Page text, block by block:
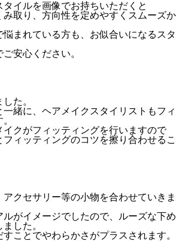
イルを画像でお持ちいただくと
取り、方向性を定めやすくスムーズか
まれている方も、お似合いになるスタ
安心ください。
た。
一緒に、ヘアメイクスタイリストもフィ
クがフィッティングを行いますので
フィッティングのコツを擦り合わせるこ
クセサリー等の小物を合わせていきま
がイメージでしたので、ルーズな下め
した。
ことでやわらかさがプラスされます。